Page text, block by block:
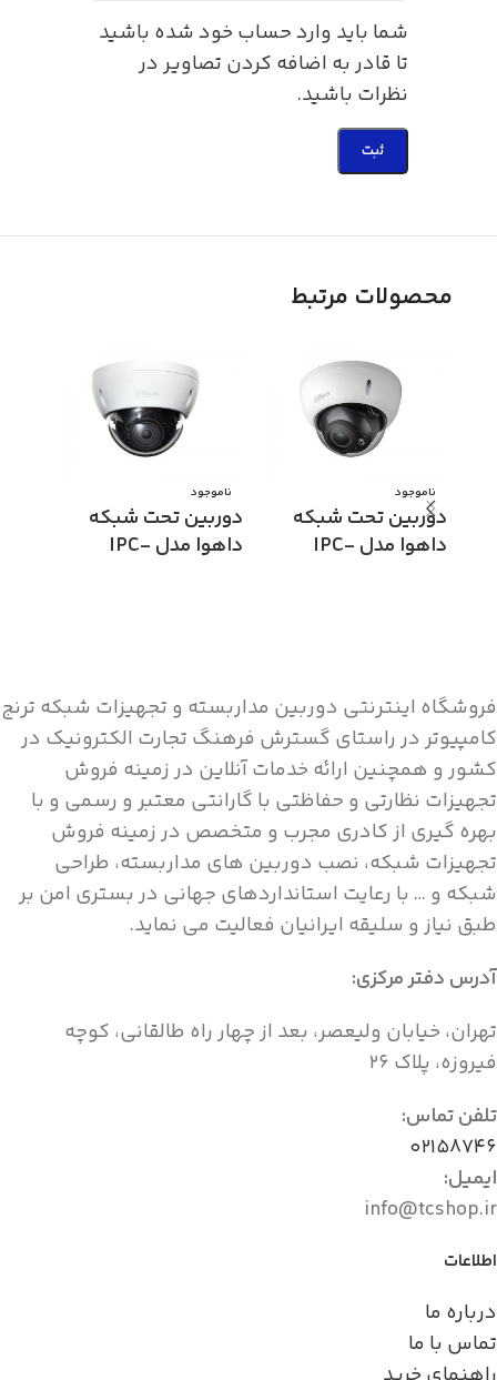
شما باید وارد حساب خود شده باشید
تا قادر به اضافه کردن تصاویر در
نظرات باشید.
محصولات مرتبط
ناموجود
دوربین تحت شبکه
داهوا مدل IPC-
ناموجود
دوربین تحت شبکه
داهوا مدل IPC-
فروشگاه اینترنتی دوربین مداربسته و تجهیزات شبکه ترنج
کامپیوتر در راستای گسترش فرهنگ تجارت الکترونیک در
کشور و همچنین ارائه خدمات آنلاین در زمینه فروش
تجهیزات نظارتی و حفاظتی با گارانتی معتبر و رسمی و با
بهره گیری از کادری مجرب و متخصص در زمینه فروش
تجهیزات شبکه، نصب دوربین های مداربسته، طراحی
شبکه و … با رعایت استانداردهای جهانی در بستری امن بر
طبق نیاز و سلیقه ایرانیان فعالیت می نماید.
آدرس دفتر مرکزی:
تهران، خیابان ولیعصر، بعد از چهار راه طالقانی، کوچه
فیروزه، پلاک ۲۶
تلفن تماس:
۰۲۱۵۸۷۴۶
ایمیل:
info@tcshop.ir
اطلاعات
درباره ما
تماس با ما